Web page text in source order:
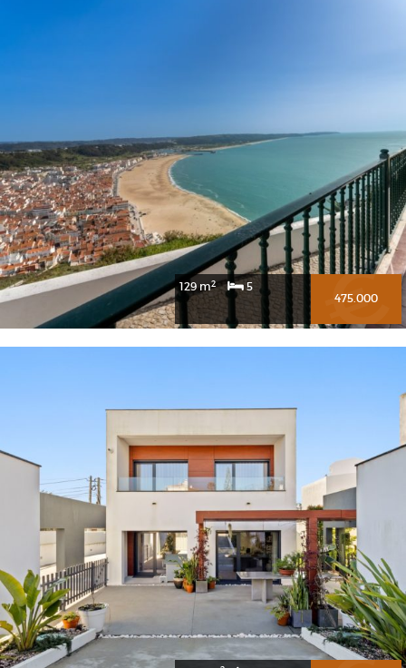
129 m2
5
475.000